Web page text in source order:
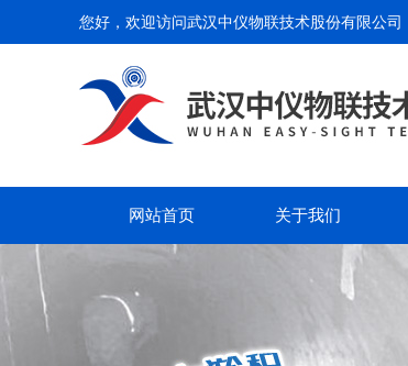
您好，欢迎访问武汉中仪物联技术股份有限公司
网站首页 关于我们